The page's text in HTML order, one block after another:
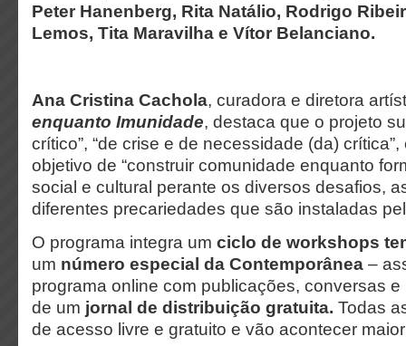
Peter Hanenberg, Rita Natálio, Rodrigo
Lemos, Tita Maravilha e Vítor Belanciano.
Ana Cristina Cachola, curadora e diretora
enquanto Imunidade, destaca que o projeto
crítico”, “de crise e de necessidade (da)
objetivo de “construir comunidade enquanto
social e cultural perante os diversos desafios,
diferentes precariedades que são instaladas
O programa integra um ciclo de workshops
um número especial da Contemporânea –
programa online com publicações, conversas
de um jornal de distribuição gratuita. Todas
de acesso livre e gratuito e vão acontecer